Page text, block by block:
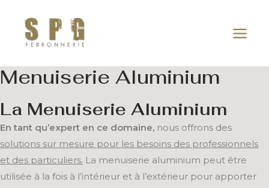
contenu
Menuiserie Aluminium
La Menuiserie Aluminium
En tant qu’expert en ce domaine, nous offrons des
solutions sur mesure pour les besoins des professionnels
et des particuliers. La menuiserie aluminium peut être
utilisée à la fois à l’intérieur et à l’extérieur pour apporter